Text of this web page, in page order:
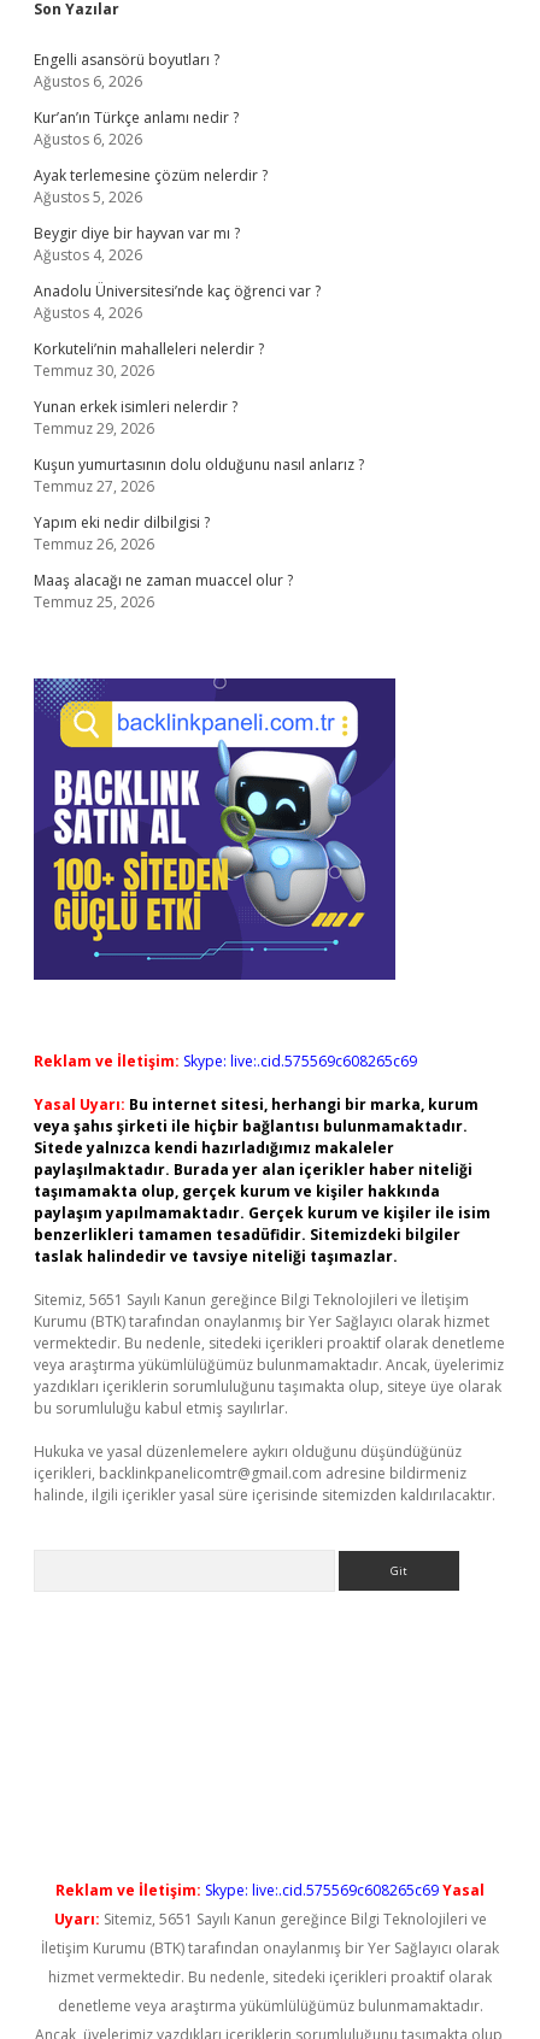
Sidebar
Son Yazılar
Engelli asansörü boyutları ?
Ağustos 6, 2026
Kur’an’ın Türkçe anlamı nedir ?
Ağustos 6, 2026
Ayak terlemesine çözüm nelerdir ?
Ağustos 5, 2026
Beygir diye bir hayvan var mı ?
Ağustos 4, 2026
Anadolu Üniversitesi’nde kaç öğrenci var ?
Ağustos 4, 2026
Korkuteli’nin mahalleleri nelerdir ?
Temmuz 30, 2026
Yunan erkek isimleri nelerdir ?
Temmuz 29, 2026
Kuşun yumurtasının dolu olduğunu nasıl anlarız ?
Temmuz 27, 2026
Yapım eki nedir dilbilgisi ?
Temmuz 26, 2026
Maaş alacağı ne zaman muaccel olur ?
Temmuz 25, 2026
Reklam ve İletişim: Skype: live:.cid.575569c608265c69
Yasal Uyarı: Bu internet sitesi, herhangi bir marka, kurum
veya şahıs şirketi ile hiçbir bağlantısı bulunmamaktadır.
Sitede yalnızca kendi hazırladığımız makaleler
paylaşılmaktadır. Burada yer alan içerikler haber niteliği
taşımamakta olup, gerçek kurum ve kişiler hakkında
paylaşım yapılmamaktadır. Gerçek kurum ve kişiler ile isim
benzerlikleri tamamen tesadüfidir. Sitemizdeki bilgiler
taslak halindedir ve tavsiye niteliği taşımazlar.
Sitemiz, 5651 Sayılı Kanun gereğince Bilgi Teknolojileri ve İletişim
Kurumu (BTK) tarafından onaylanmış bir Yer Sağlayıcı olarak hizmet
vermektedir. Bu nedenle, sitedeki içerikleri proaktif olarak denetleme
veya araştırma yükümlülüğümüz bulunmamaktadır. Ancak, üyelerimiz
yazdıkları içeriklerin sorumluluğunu taşımakta olup, siteye üye olarak
bu sorumluluğu kabul etmiş sayılırlar.
Hukuka ve yasal düzenlemelere aykırı olduğunu düşündüğünüz
içerikleri, backlinkpanelicomtr@gmail.com adresine bildirmeniz
halinde, ilgili içerikler yasal süre içerisinde sitemizden kaldırılacaktır.
Reklam ve İletişim: Skype: live:.cid.575569c608265c69Yasal
Uyarı: Sitemiz, 5651 Sayılı Kanun gereğince Bilgi Teknolojileri ve
İletişim Kurumu (BTK) tarafından onaylanmış bir Yer Sağlayıcı olarak
hizmet vermektedir. Bu nedenle, sitedeki içerikleri proaktif olarak
denetleme veya araştırma yükümlülüğümüz bulunmamaktadır.
Ancak, üyelerimiz yazdıkları içeriklerin sorumluluğunu taşımakta olup,